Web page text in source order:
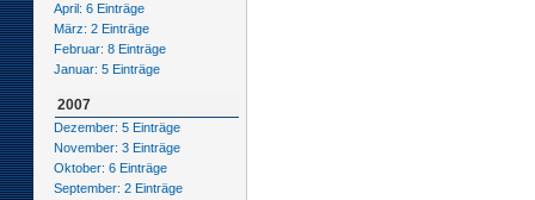
April: 6 Einträge
März: 2 Einträge
Februar: 8 Einträge
Januar: 5 Einträge
2007
Dezember: 5 Einträge
November: 3 Einträge
Oktober: 6 Einträge
September: 2 Einträge